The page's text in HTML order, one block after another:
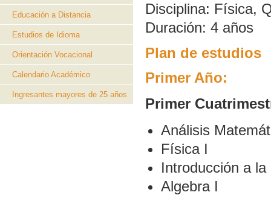
Disciplina: Física,
Duración: 4 años
Plan de estudios
Primer Año:
Primer
Análisis
Física I
Introducción a
Algebra I
Educación a Distancia
Estudios de Idioma
Orientación Vocacional
Calendario Académico
Ingresantes mayores de 25 años